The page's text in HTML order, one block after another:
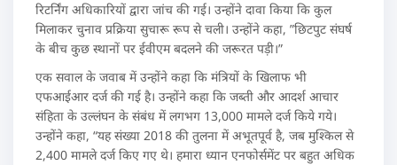
रिटर्निंग अधिकारियों द्वारा जांच की गई। उन्होंने दावा किया कि कुल
मिलाकर चुनाव प्रक्रिया सुचारू रूप से चली। उन्होंने कहा, ”छिटपुट संघर्ष
के बीच कुछ स्थानों पर ईवीएम बदलने की जरूरत पड़ी।”
एक सवाल के जवाब में उन्होंने कहा कि मंत्रियों के खिलाफ भी
एफआईआर दर्ज की गई है। उन्होंने कहा कि जब्ती और आदर्श आचार
संहिता के उल्लंघन के संबंध में लगभग 13,000 मामले दर्ज किये गये।
उन्होंने कहा, “यह संख्या 2018 की तुलना में अभूतपूर्व है, जब मुश्किल से
2,400 मामले दर्ज किए गए थे। हमारा ध्यान एनफोर्समेंट पर बहुत अधिक